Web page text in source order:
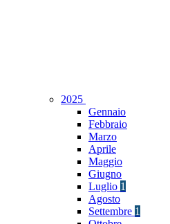
2025
Gennaio
Febbraio
Marzo
Aprile
Maggio
Giugno
Luglio 1
Agosto
Settembre 1